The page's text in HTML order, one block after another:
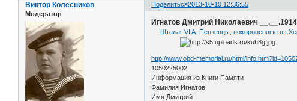
Поделиться2013-10-10 12:36:55
Виктор Колесников
Модератор
Игнатов Дмитрий Николаевич
Шталаг VI A. Пензенцы, похороненные в
http://www.obd-memorial.ru/html/
1050225002
Информация из Книги Памяти
Фамилия Игнатов
Имя Дмитрий